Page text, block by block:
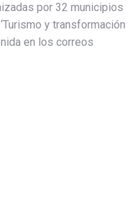
por 32 municipios
y transformación
en los correos